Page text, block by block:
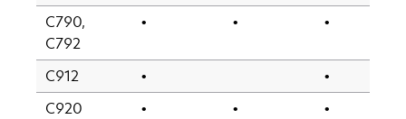
C790,
C792
• • •
C912 •
•
C920
• •
•